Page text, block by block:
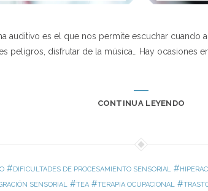
auditivo es el que nos permite escuchar cuando
peligros, disfrutar de la música… Hay ocasiones
CONTINUA LEYENDO
#DIFICULTADES DE PROCESAMIENTO SENSORIAL #
SENSORIAL #TEA#TERAPIA OCUPACIONAL #